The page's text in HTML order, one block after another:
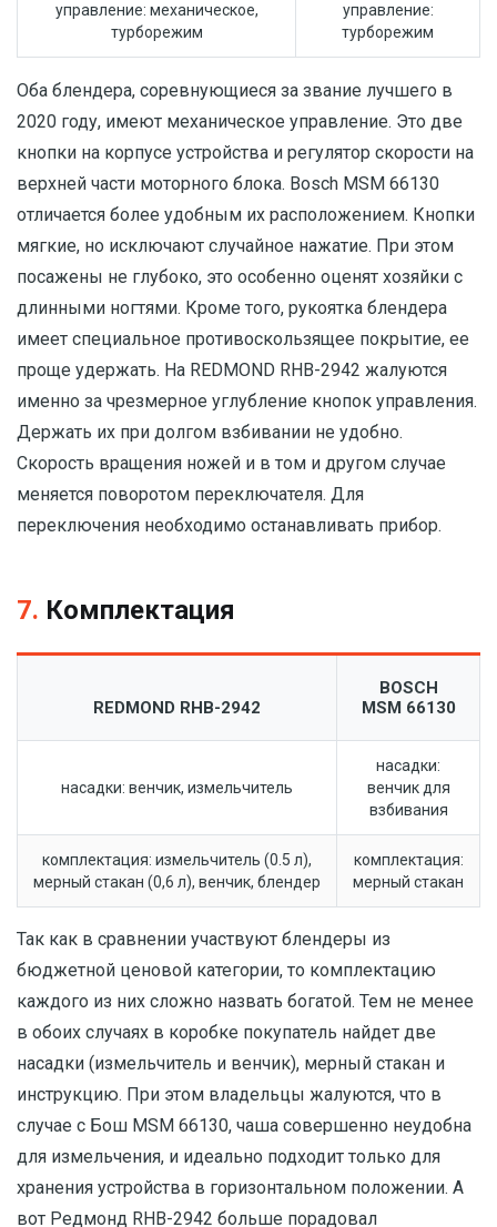
управление: механическое,
турборежим
управление:
турборежим
Оба блендера, соревнующиеся за звание лучшего в
2020 году, имеют механическое управление. Это две
кнопки на корпусе устройства и регулятор скорости на
верхней части моторного блока. Bosch MSM 66130
отличается более удобным их расположением. Кнопки
мягкие, но исключают случайное нажатие. При этом
посажены не глубоко, это особенно оценят хозяйки с
длинными ногтями. Кроме того, рукоятка блендера
имеет специальное противоскользящее покрытие, ее
проще удержать. На REDMOND RHB-2942 жалуются
именно за чрезмерное углубление кнопок управления.
Держать их при долгом взбивании не удобно.
Скорость вращения ножей и в том и другом случае
меняется поворотом переключателя. Для
переключения необходимо останавливать прибор.
7. Комплектация
REDMOND RHB-2942
BOSCH
MSM 66130
насадки: венчик, измельчитель
насадки:
венчик для
взбивания
комплектация: измельчитель (0.5 л),
мерный стакан (0,6 л), венчик, блендер
комплектация:
мерный стакан
Так как в сравнении участвуют блендеры из
бюджетной ценовой категории, то комплектацию
каждого из них сложно назвать богатой. Тем не менее
в обоих случаях в коробке покупатель найдет две
насадки (измельчитель и венчик), мерный стакан и
инструкцию. При этом владельцы жалуются, что в
случае с Бош MSM 66130, чаша совершенно неудобна
для измельчения, и идеально подходит только для
хранения устройства в горизонтальном положении. А
вот Редмонд RHB-2942 больше порадовал